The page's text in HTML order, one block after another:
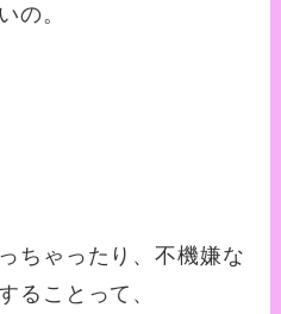
の。
ちゃったり、不機嫌な
ることって、